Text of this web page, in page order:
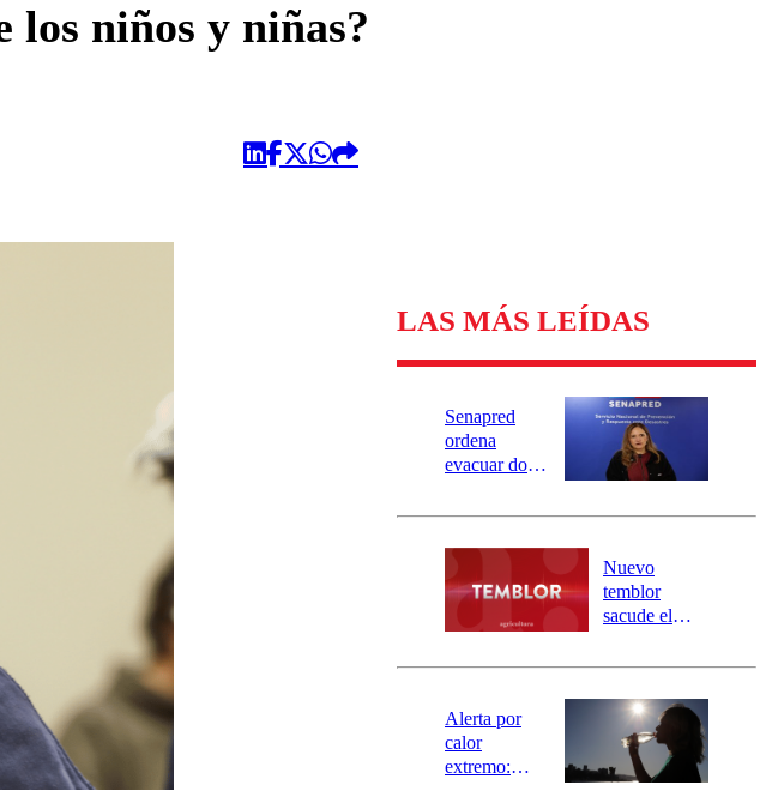
los niños y niñas?
LAS MÁS LEÍDAS
Senapred
ordena
evacuar dos
Carahue por
río Damas:
activa
mensajería
SAE
Nuevo
temblor
sacude el
revisa la
epicentro
Alerta por
calor
extremo: